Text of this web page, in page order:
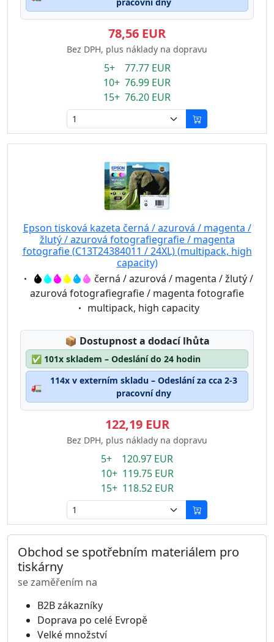
78,56 EUR
Bez DPH, plus náklady na dopravu
5+ 77.77 EUR
10+ 76.99 EUR
15+ 76.20 EUR
Epson tisková kazeta černá / azurová / magenta /
žlutý / azurová fotografiegrafie / magenta
fotografie (C13T24384011 / 24XL) (multipack, high
capacity)
Eigenschaft:
černá / azurová / magenta / žlutý /
azurová fotografiegrafie / magenta fotografie
Eigenschaft:
multipack, high capacity
📦 Lagerstatus:
Dostupnost a dodací lhůta
✅ 101x skladem – Odeslání do 24 hodin
🚛
114x v externím skladu – Odeslání za cca 2-3
pracovní dny
122,19 EUR
Bez DPH, plus náklady na dopravu
5+ 120.97 EUR
10+ 119.75 EUR
15+ 118.52 EUR
Obchod se spotřebním materiálem pro
tiskárny
se zaměřením na
B2B zákazníky
Doprava po celé Evropě
Velké množství